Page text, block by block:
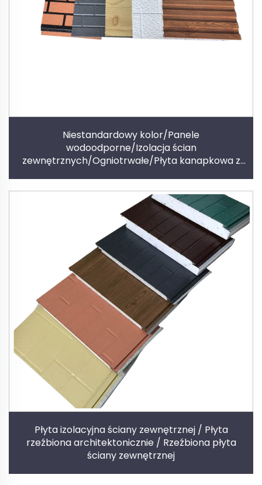
Niestandardowy kolor/Panele
wodoodporne/Izolacja ścian
zewnętrznych/Ogniotrwałe/Płyta kanapkowa z
Płyta izolacyjna ściany zewnętrznej / Płyta
rzeźbiona architektonicznie / Rzeźbiona płyta
ściany zewnętrznej